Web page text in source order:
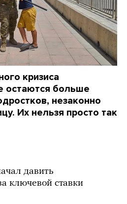
кризиса
остаются больше
незаконно
Их нельзя просто так
давить
ключевой ставки